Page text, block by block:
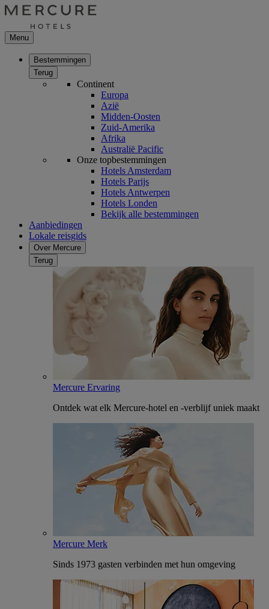
Menu
Bestemmingen
Terug
Continent
Europa
Azië
Midden-Oosten
Zuid-Amerika
Afrika
Australië Pacific
Onze topbestemmingen
Hotels Amsterdam
Hotels Parijs
Hotels Antwerpen
Hotels Londen
Bekijk alle bestemmingen
Aanbiedingen
Lokale reisgids
Over Mercure
Terug
Mercure Ervaring
Ontdek wat elk Mercure-hotel en -verblijf uniek maakt
Mercure Merk
Sinds 1973 gasten verbinden met hun omgeving